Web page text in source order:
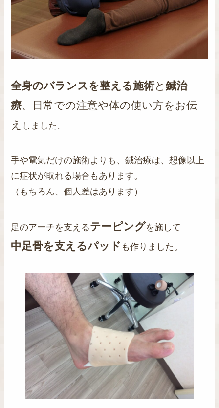
全身のバランスを整える施術と鍼治
療、日常での注意や体の使い方をお伝
え しました。
手や電気だけの施術よりも、鍼治療は、想像以上
に症状が取れる場合もあります。
（もちろん、個人差はあります）
足のアーチを支えるテーピングを施して
中足骨を支えるパッド も作りました。